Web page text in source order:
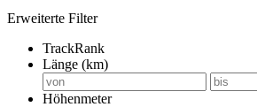
Erweiterte Filter
TrackRank
Länge (km)
Höhenmeter